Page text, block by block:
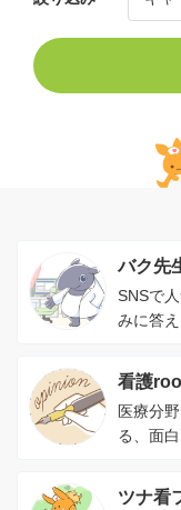
バク先
SNSで
みに答え
看護
医療分
る、面
ツナ看